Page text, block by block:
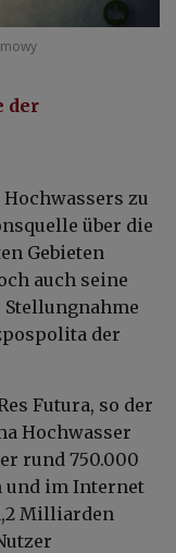
der
zu
über die
Gebieten
auch seine
der
Futura, so der
Hochwasser
rund 750.000
und im Internet
Milliarden